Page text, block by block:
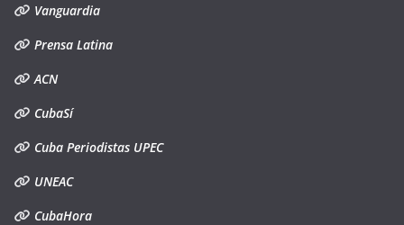
Vanguardia
Prensa Latina
ACN
CubaSí
Cuba Periodistas UPEC
UNEAC
CubaHora